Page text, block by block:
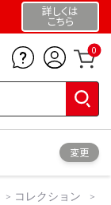
詳しくは
こちら
0
変更
コレクション